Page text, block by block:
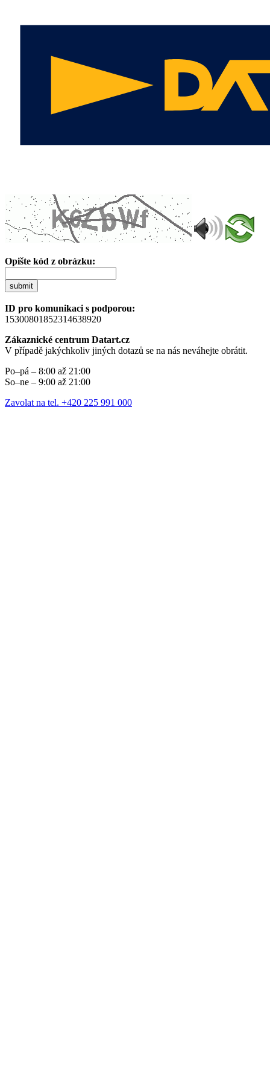
Opište kód z obrázku:
submit
ID pro komunikaci s podporou:
15300801852314638920
Zákaznické centrum Datart.cz
V případě jakýchkoliv jiných dotazů se na nás neváhejte obrátit.
Po–pá – 8:00 až 21:00
So–ne – 9:00 až 21:00
Zavolat na tel. +420 225 991 000